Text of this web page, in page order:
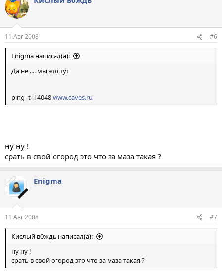
11 Авг 2008 #6
Enigma написал(а):
Да не .... мы это тут
ping -t -l 4048www.caves.ru
ну ну !
срать в свой огород это что за маза такая ?
Enigma
11 Авг 2008 #7
Кислый в0ждь написал(а):
ну ну !
срать в свой огород это что за маза такая ?